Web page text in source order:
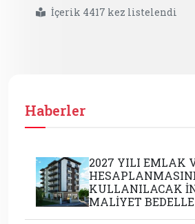
İçerik 4417 kez listelendi
Haberler
2027 YILI EMLAK
KULLANILACAK
MALİYET